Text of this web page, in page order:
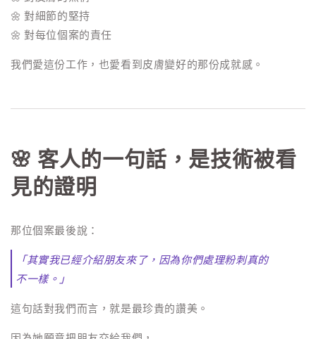
🌼 對細節的堅持
🌼 對每位個案的責任
我們愛這份工作，也愛看到皮膚變好的那份成就感。
🌸 客人的一句話，是技術被看
見的證明
那位個案最後說：
「其實我已經介紹朋友來了，因為你們處理粉刺真的
不一樣。」
這句話對我們而言，就是最珍貴的讚美。